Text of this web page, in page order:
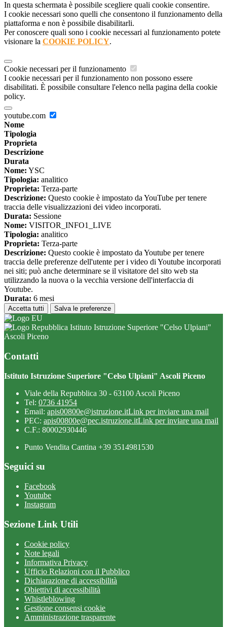
In questa schermata è possibile scegliere quali cookie consentire.
I cookie necessari sono quelli che consentono il funzionamento della
piattaforma e non è possibile disabilitarli.
Per conoscere quali sono i cookie necessari al funzionamento potete
visionare la COOKIE POLICY.
Cookie necessari per il funzionamento
I cookie necessari per il funzionamento non possono essere
disabilitati. È possibile consultare l'elenco nella pagina della cookie
policy.
youtube.com
Nome
Tipologia
Proprieta
Descrizione
Durata
Nome: YSC
Tipologia: analitico
Proprieta: Terza-parte
Descrizione: Questo cookie è impostato da YouTube per tenere
traccia delle visualizzazioni dei video incorporati.
Durata: Sessione
Nome: VISITOR_INFO1_LIVE
Tipologia: analitico
Proprieta: Terza-parte
Descrizione: Questo cookie è impostato da Youtube per tenere
traccia delle preferenze dell'utente per i video di Youtube incorporati
nei siti; può anche determinare se il visitatore del sito web sta
utilizzando la nuova o la vecchia versione dell'interfaccia di
Youtube.
Durata: 6 mesi
Accetta tutti Salva le preferenze
Istituto Istruzione Superiore "Celso Ulpiani"
Ascoli Piceno
Contatti
Istituto Istruzione Superiore "Celso Ulpiani" Ascoli Piceno
Viale della Repubblica 30 - 63100 Ascoli Piceno
Tel: 0736 41954
Email: apis00800e@istruzione.itLink per inviare una mail
PEC: apis00800e@pec.istruzione.itLink per inviare una mail
C.F.: 80002930446
Punto Vendita Cantina +39 3514981530
Seguici su
Facebook
Youtube
Instagram
Sezione Link Utili
Cookie policy
Note legali
Informativa Privacy
Ufficio Relazioni con il Pubblico
Dichiarazione di accessibilità
Obiettivi di accessibilità
Whistleblowing
Gestione consensi cookie
Amministrazione trasparente